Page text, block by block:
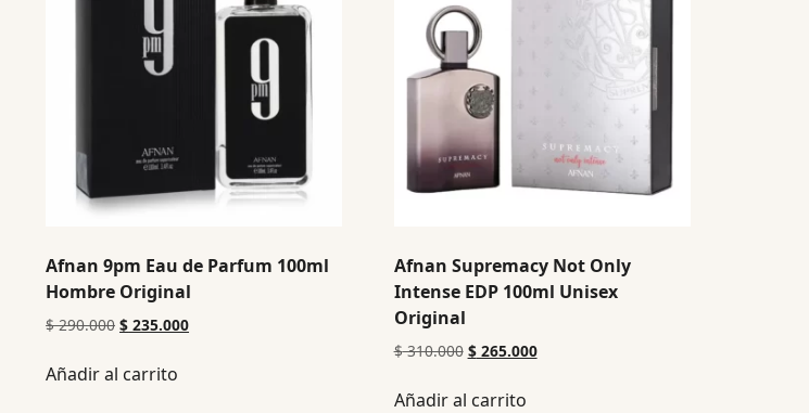
Afnan 9pm Eau de Parfum 100ml
Hombre Original
$290.000 $ 235.000
Añadir al carrito
Afnan Supremacy Not Only
Intense EDP 100ml Unisex
Original
$310.000 $265.000
Añadir al carrito